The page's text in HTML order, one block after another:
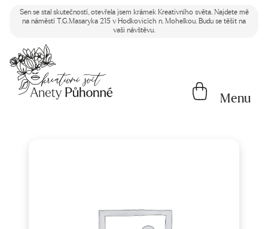
Sen se stal skutečností, otevřela jsem krámek Kreativního světa. Najdete mě
na náměstí T.G.Masaryka 215 v Hodkovicích n. Mohelkou. Budu se těšit na
vaši návštěvu.
Menu